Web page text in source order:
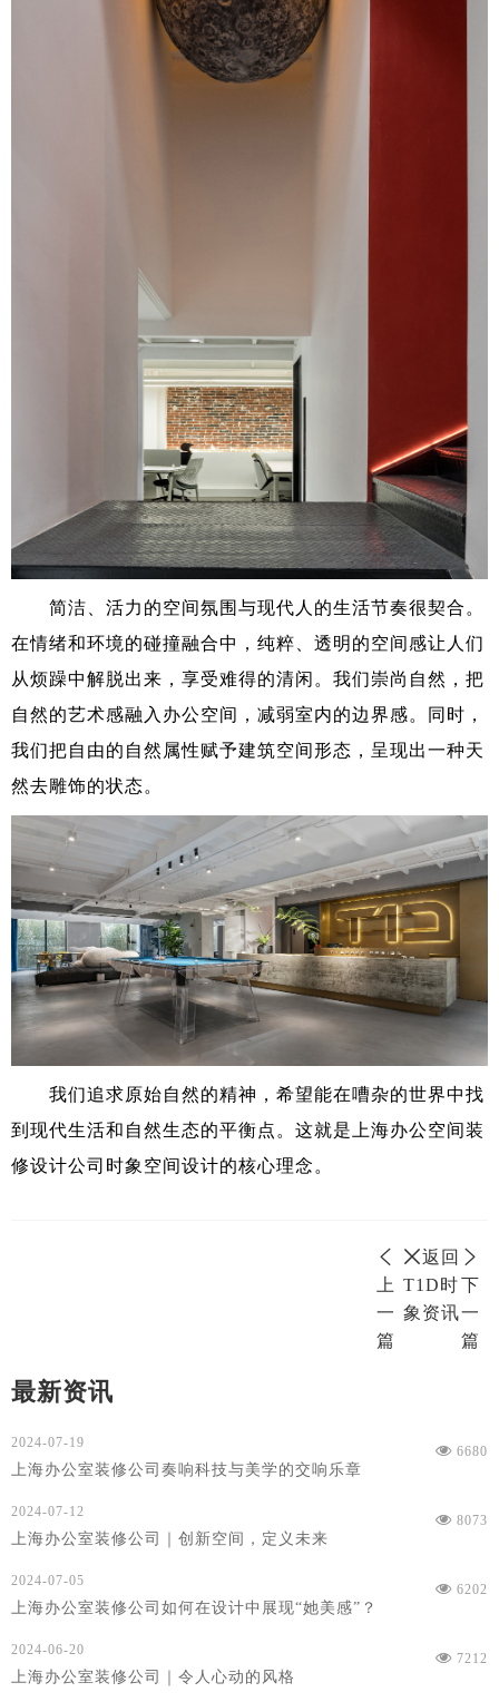
简洁、活力的空间氛围与现代人的生活节奏很契合。
在情绪和环境的碰撞融合中，纯粹、透明的空间感让人们
从烦躁中解脱出来，享受难得的清闲。我们崇尚自然，把
自然的艺术感融入办公空间，减弱室内的边界感。同时，
我们把自由的自然属性赋予建筑空间形态，呈现出一种天
然去雕饰的状态。
我们追求原始自然的精神，希望能在嘈杂的世界中找
到现代生活和自然生态的平衡点。这就是 上海办公空间装
修设计公司 时象空间设计的核心理念。
上
一
篇
返回
T1D时
象资讯
下
一
篇
最新资讯
2024-07-19
6680
上海办公室装修公司奏响科技与美学的交响乐章
2024-07-12
8073
上海办公室装修公司｜创新空间，定义未来
2024-07-05
6202
上海办公室装修公司如何在设计中展现“她美感”？
2024-06-20
7212
上海办公室装修公司｜令人心动的风格